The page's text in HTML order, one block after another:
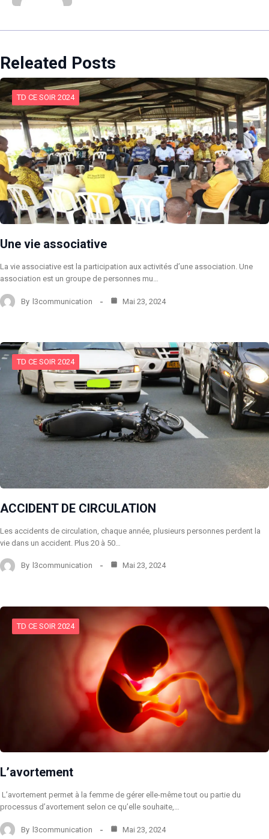
Releated Posts
TD CE SOIR 2024
Une vie associative
La vie associative est la participation aux activités d’une association. Une
association est un groupe de personnes mu…
By l3communication Mai 23, 2024
TD CE SOIR 2024
ACCIDENT DE CIRCULATION
Les accidents de circulation, chaque année, plusieurs personnes perdent la
vie dans un accident. Plus 20 à 50…
By l3communication Mai 23, 2024
TD CE SOIR 2024
L’avortement
L’avortement permet à la femme de gérer elle-même tout ou partie du
processus d’avortement selon ce qu’elle souhaite,…
By l3communication Mai 23, 2024